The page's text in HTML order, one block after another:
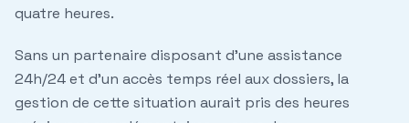
quatre heures.
Sans un partenaire disposant d'une assistance
24h/24 et d'un accès temps réel aux dossiers, la
gestion de cette situation aurait pris des heures